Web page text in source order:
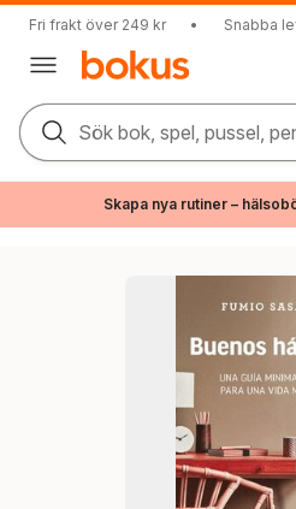
Fri frakt över 249 kr • Snabba
Sök bok, spel, pussel,
Skapa nya rutiner –